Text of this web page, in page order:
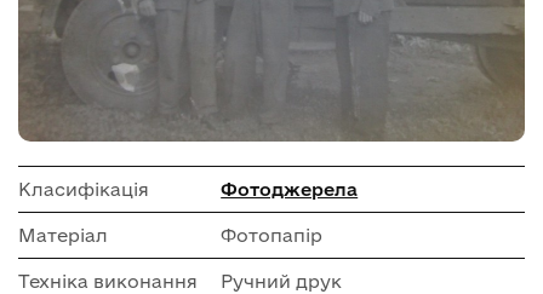
Класифікація Фотоджерела
Матеріал Фотопапір
Техніка виконання Ручний друк